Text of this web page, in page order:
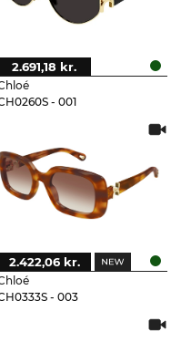
- 001
2.691,18 kr.
- 003
2.422,06 kr.